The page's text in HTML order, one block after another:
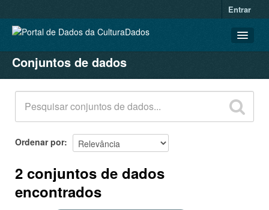
Entrar
CONJUNTOS DE DADOS
ORGANIZAÇÕES
GRUPOS
SOBRE
Conjuntos de dados
Ordenar por
2 conjuntos de dados
encontrados